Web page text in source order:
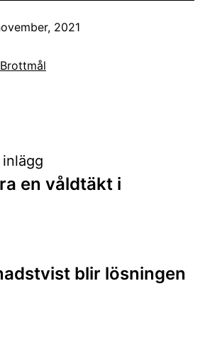
2021
Brottmål
en våldtäkt i
blir lösningen